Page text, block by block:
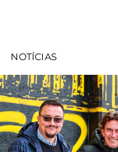
NOTÍCIAS